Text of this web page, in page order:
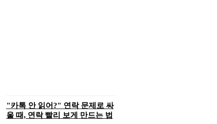
"카톡 안 읽어?" 연락 문제로 싸
울 때, 연락 빨리 보게 만드는 법